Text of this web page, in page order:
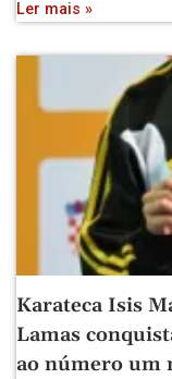
Ler mais »
Karateca Isis
Lamas
ao número um